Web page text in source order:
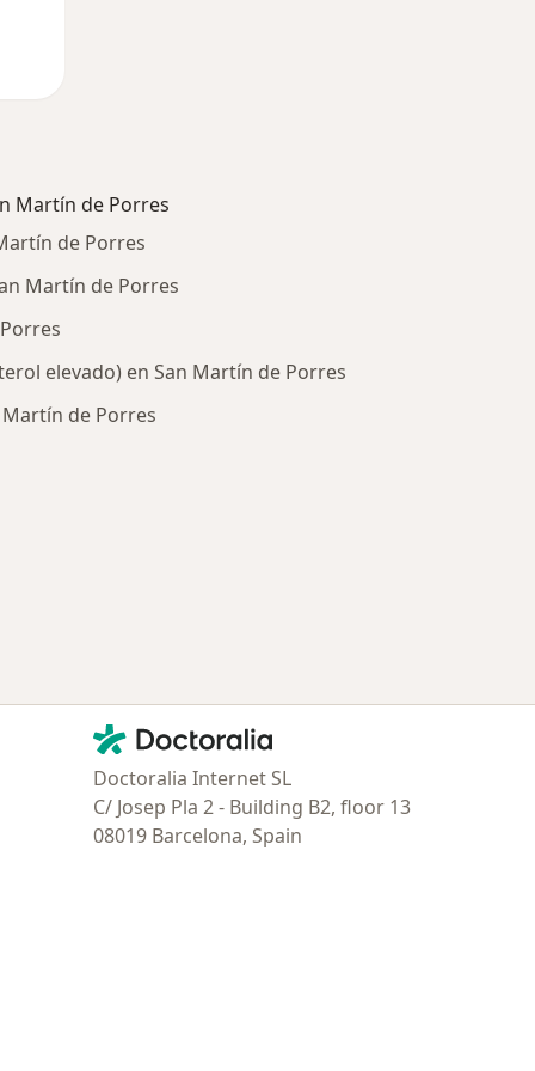
Martín de Porres
de Porres
Martín de Porres
elevado) en San Martín de Porres
de Porres
Contacto
Doctoralia - Página de inicio
Doctoralia Internet SL
C/ Josep Pla 2 - Building B2, floor 13
08019 Barcelona, Spain